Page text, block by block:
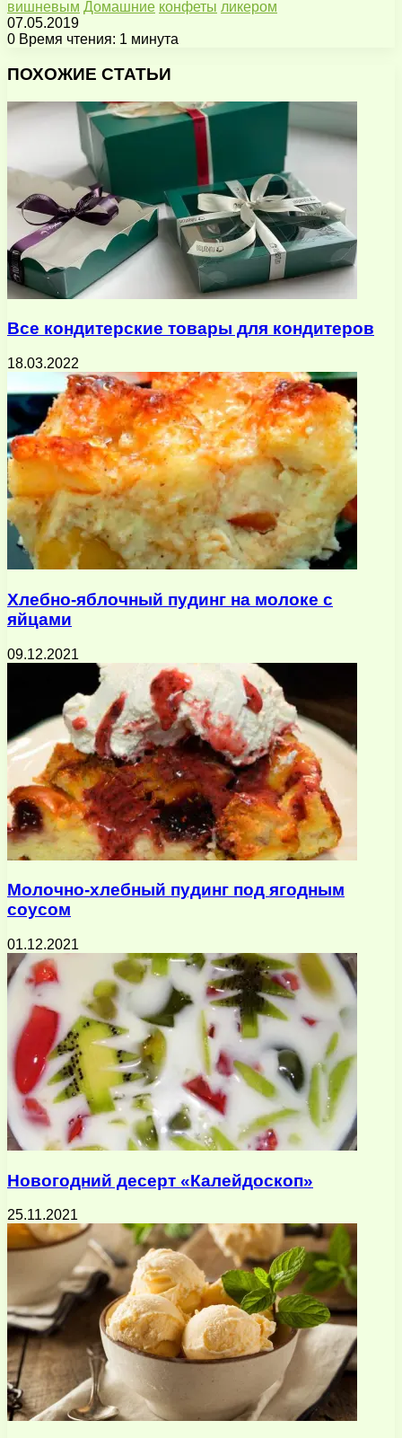
вишневым Домашние конфеты ликером
07.05.2019
0 Время чтения: 1 минута
через
почту
ПОХОЖИЕ СТАТЬИ
Все кондитерские товары для кондитеров
18.03.2022
Хлебно-яблочный пудинг на молоке с
яйцами
09.12.2021
Молочно-хлебный пудинг под ягодным
соусом
01.12.2021
Новогодний десерт «Калейдоскоп»
25.11.2021